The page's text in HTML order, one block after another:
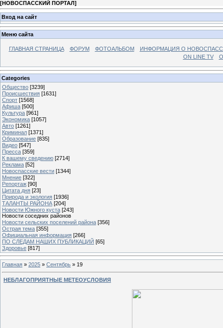
[НОВОСПАССКИЙ ПОРТАЛ]
Вход на сайт
Меню сайта
ГЛАВНАЯ СТРАНИЦА ФОРУМ ФОТОАЛЬБОМ
ИНФОРМАЦИЯ О
ON LINE TV
Categories
Общество [3239]
Происшествия [1631]
Спорт [1568]
Афиша [500]
Культура [961]
Экономика [1057]
Авто [1261]
Криминал [1371]
Образование [835]
Видео [547]
Пресса [359]
К вашему сведению [2714]
Реклама [52]
Новоспасские вести [1344]
Мнение [322]
Репортаж [90]
Цитата дня [23]
Природа и экология [1936]
ТАЛАНТЫ РАЙОНА [204]
Новости Южного куста [243]
Новости соседних районов
Новости сельских поселений района [356]
Острая тема [355]
Официальная информация [266]
ПО СЛЕДАМ НАШИХ ПУБЛИКАЦИЙ [65]
Здоровье [817]
Главная » 2025 » Сентябрь » 19
НЕБЛАГОПРИЯТНЫЕ МЕТЕОУСЛОВИЯ